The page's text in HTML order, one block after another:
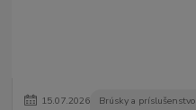
15.07.2026 Brúsky a príslušenstvo